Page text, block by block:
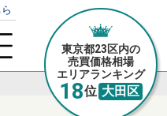
東京都23区内の
売買価格相場
エリアランキング
18位 大田区